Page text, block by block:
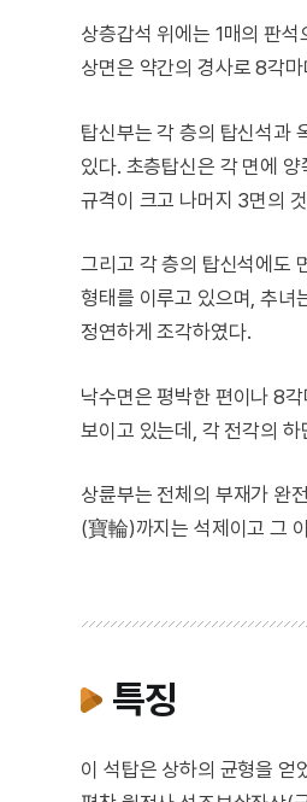
상층갑석 위에는 1매의 판
상면은 약간의 경사로 8각
탑신부는 각 층의 탑신석과
있다. 초층탑신은 각 면에
규격이 크고 나머지 3면의
그리고 각 층의 탑신석에도
형태를 이루고 있으며, 추녀
정연하게 조각하였다.
낙수면은 평박한 편이나 8
보이고 있는데, 각 전각의
상륜부는 전체의 부재가 완
(寶輪)까지는 석제이고 그
특징
이 석탑은 상하의 균형을